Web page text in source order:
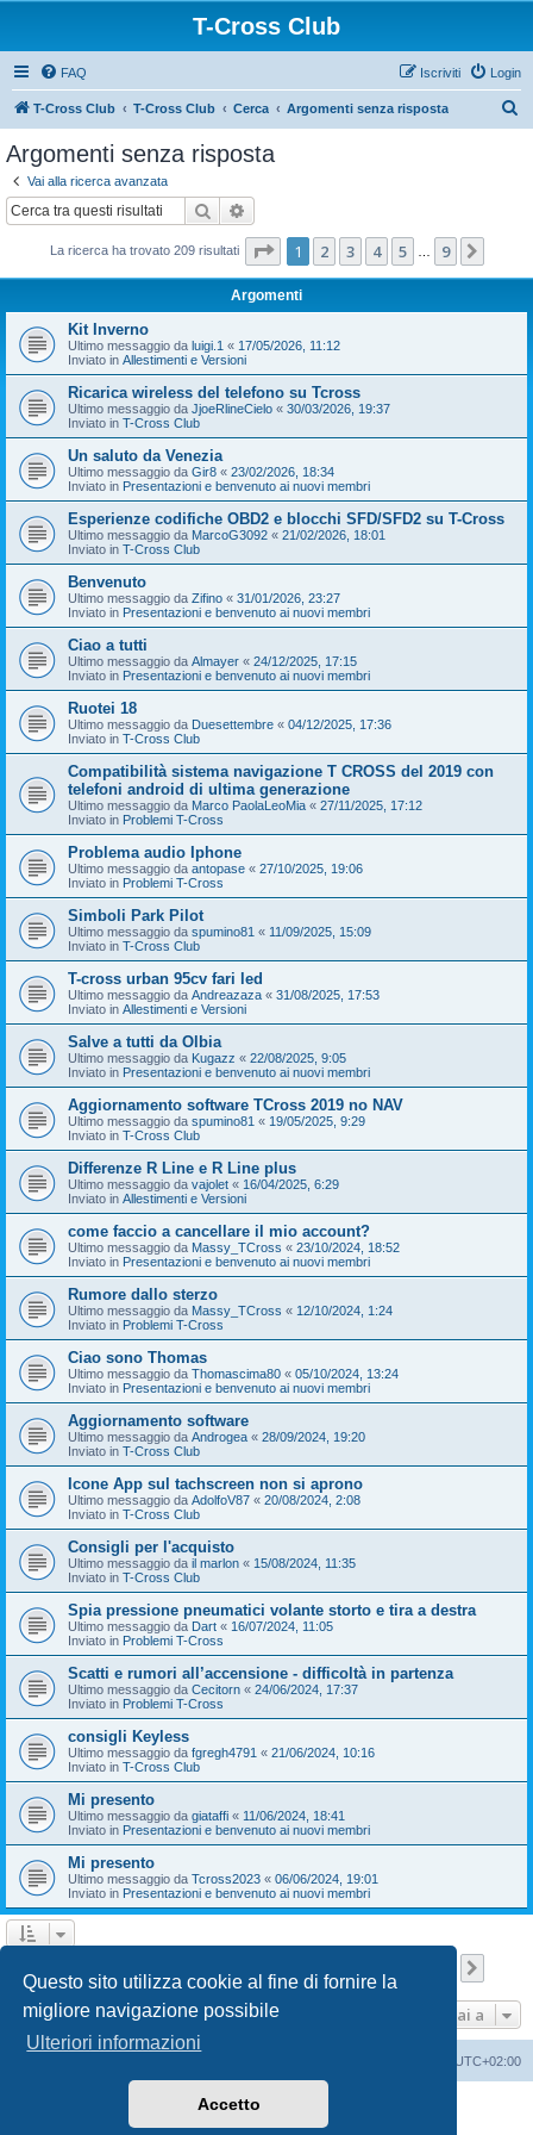
Questo sito utilizza cookie al fine di fornire la
migliore navigazione possibile
Ulteriori informazioni
Accetto
T-Cross Club
FAQ Login
Iscriviti
T-Cross Club T-Cross Club Cerca Argomenti senza risposta
Argomenti senza risposta
Vai alla ricerca avanzata
Cerca
La ricerca ha trovato 209 risultati Pagina di
1 2 3 4 5 9
Argomenti
Kit Inverno
Ultimo messaggio da luigi.1 « 17/05/2026, 11:12
Inviato in Allestimenti e Versioni
Ricarica wireless del telefono su Tcross
Ultimo messaggio da JjoeRlineCielo « 30/03/2026, 19:37
Inviato in T-Cross Club
Un saluto da Venezia
Ultimo messaggio da Gir8 « 23/02/2026, 18:34
Inviato in Presentazioni e benvenuto ai nuovi membri
Esperienze codifiche OBD2 e blocchi SFD/SFD2 su T-Cross
Ultimo messaggio da MarcoG3092 « 21/02/2026, 18:01
Inviato in T-Cross Club
Benvenuto
Ultimo messaggio da Zifino « 31/01/2026, 23:27
Inviato in Presentazioni e benvenuto ai nuovi membri
Ciao a tutti
Ultimo messaggio da Almayer « 24/12/2025, 17:15
Inviato in Presentazioni e benvenuto ai nuovi membri
Ruotei 18
Ultimo messaggio da Duesettembre « 04/12/2025, 17:36
Inviato in T-Cross Club
Compatibilità sistema navigazione T CROSS del 2019 con
telefoni android di ultima generazione
Ultimo messaggio da Marco PaolaLeoMia « 27/11/2025, 17:12
Inviato in Problemi T-Cross
Problema audio Iphone
Ultimo messaggio da antopase « 27/10/2025, 19:06
Inviato in Problemi T-Cross
Simboli Park Pilot
Ultimo messaggio da spumino81 « 11/09/2025, 15:09
Inviato in T-Cross Club
T-cross urban 95cv fari led
Ultimo messaggio da Andreazaza « 31/08/2025, 17:53
Inviato in Allestimenti e Versioni
Salve a tutti da Olbia
Ultimo messaggio da Kugazz « 22/08/2025, 9:05
Inviato in Presentazioni e benvenuto ai nuovi membri
Aggiornamento software TCross 2019 no NAV
Ultimo messaggio da spumino81 « 19/05/2025, 9:29
Inviato in T-Cross Club
Differenze R Line e R Line plus
Ultimo messaggio da vajolet « 16/04/2025, 6:29
Inviato in Allestimenti e Versioni
come faccio a cancellare il mio account?
Ultimo messaggio da Massy_TCross « 23/10/2024, 18:52
Inviato in Presentazioni e benvenuto ai nuovi membri
Rumore dallo sterzo
Ultimo messaggio da Massy_TCross « 12/10/2024, 1:24
Inviato in Problemi T-Cross
Ciao sono Thomas
Ultimo messaggio da Thomascima80 « 05/10/2024, 13:24
Inviato in Presentazioni e benvenuto ai nuovi membri
Aggiornamento software
Ultimo messaggio da Androgea « 28/09/2024, 19:20
Inviato in T-Cross Club
Icone App sul tachscreen non si aprono
Ultimo messaggio da AdolfoV87 « 20/08/2024, 2:08
Inviato in T-Cross Club
Consigli per l'acquisto
Ultimo messaggio da il marlon « 15/08/2024, 11:35
Inviato in T-Cross Club
Spia pressione pneumatici volante storto e tira a destra
Ultimo messaggio da Dart « 16/07/2024, 11:05
Inviato in Problemi T-Cross
Scatti e rumori all’accensione - difficoltà in partenza
Ultimo messaggio da Cecitorn « 24/06/2024, 17:37
Inviato in Problemi T-Cross
consigli Keyless
Ultimo messaggio da fgregh4791 « 21/06/2024, 10:16
Inviato in T-Cross Club
Mi presento
Ultimo messaggio da giataffi « 11/06/2024, 18:41
Inviato in Presentazioni e benvenuto ai nuovi membri
Mi presento
Ultimo messaggio da Tcross2023 « 06/06/2024, 19:01
Inviato in Presentazioni e benvenuto ai nuovi membri
Vai a
UTC+02:00
phpBB® Forum Software © phpBB Limited
phpBB-Italia.it